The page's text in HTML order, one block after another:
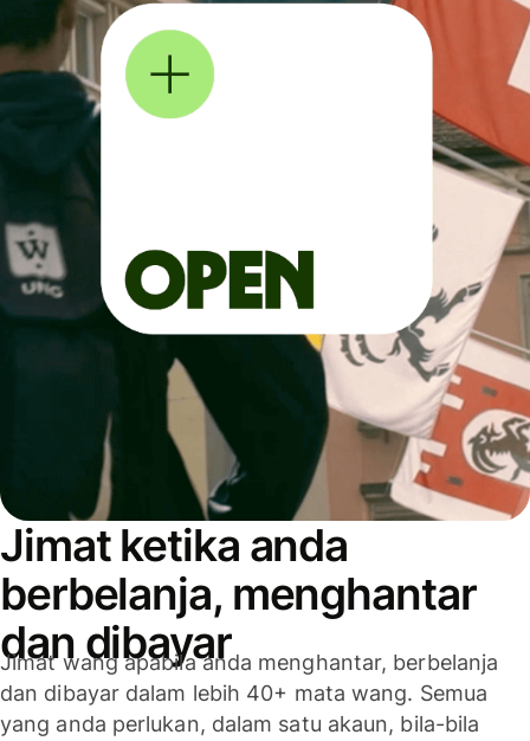
Jimat ketika anda
berbelanja, menghantar
dan dibayar
Jimat wang apabila anda menghantar, berbelanja
dan dibayar dalam lebih 40+ mata wang. Semua
yang anda perlukan, dalam satu akaun, bila-bila